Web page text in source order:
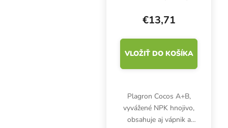
kvitnutie
€13,71
VLOŽIŤ DO KOŠÍKA
Plagron Cocos A+B,
vyvážené NPK hnojivo,
obsahuje aj vápnik a